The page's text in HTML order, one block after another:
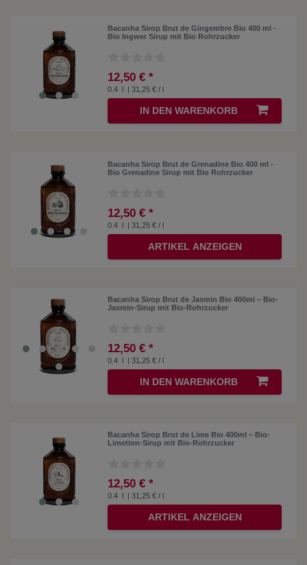
Bacanha Sirop Brut de Gingembre Bio 400 ml -
Bio Ingwer Sirup mit Bio Rohrzucker
12,50 € *
0.4 | 31,25 € / l
IN DEN WARENKORB
Bacanha Sirop Brut de Grenadine Bio 400 ml -
Bio Grenadine Sirup mit Bio Rohrzucker
12,50 € *
0.4 l | 31,25 € / l
ARTIKEL ANZEIGEN
Bacanha Sirop Brut de Jasmin Bio 400ml – Bio-
Jasmin-Sirup mit Bio-Rohrzucker
12,50 € *
0.4 l | 31,25 € / l
IN DEN WARENKORB
Bacanha Sirop Brut de Lime Bio 400ml – Bio-
Limetten-Sirup mit Bio-Rohrzucker
12,50 € *
0.4 | 31,25 € / l
ARTIKEL ANZEIGEN